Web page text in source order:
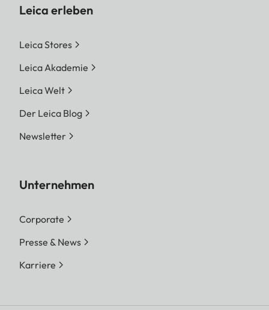
Leica erleben
Leica Stores
Leica Akademie
Leica Welt
Der Leica Blog
Newsletter
Unternehmen
Corporate
Presse & News
Karriere